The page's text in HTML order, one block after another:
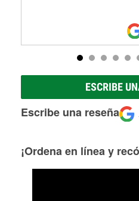
ESCRIBE
Escribe una reseña
¡Ordena en línea y